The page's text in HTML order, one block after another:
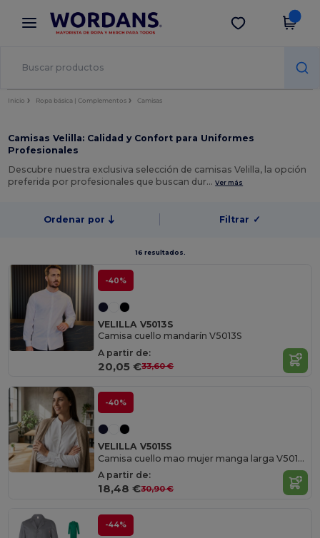
× App de Wordans
¡Mejores precios en app!
Descargar app
Inicio Ropa básica | Complementos Camisas
Camisas Velilla: Calidad y Confort para Uniformes
Profesionales
Descubre nuestra exclusiva selección de camisas Velilla, la opción
preferida por profesionales que buscan dur…Ver más
Ordenar por Filtrar ✓
16 resultados.
-40%
VELILLA V5013S
Camisa cuello mandarín V5013S
A partir de:
20,05 €33,60 €
-40%
VELILLA V5015S
Camisa cuello mao mujer manga larga V5015S
A partir de:
18,48 €30,90 €
-44%